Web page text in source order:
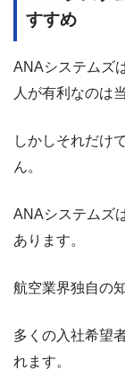
すすめ
ANAシステムズ
人が有利なのは
しかしそれだけ
ん。
ANAシステムズ
あります。
航空業界独自の
多くの入社希望
れます。